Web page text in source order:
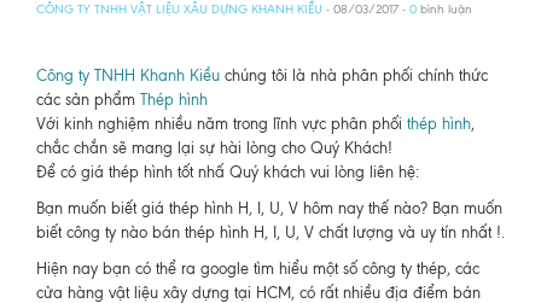
CÔNG TY TNHH VẬT LIỆU XÂU DỰNG KHANH KIỀU - 08/03/2017 - 0 bình luận
Công ty TNHH Khanh Kiều chúng tôi là nhà phân phối chính thức
các sản phẩm Thép hình
Với kinh nghiệm nhiều năm trong lĩnh vực phân phối thép hình,
chắc chắn sẽ mang lại sự hài lòng cho Quý Khách!
Để có giá thép hình tốt nhấ Quý khách vui lòng liên hệ:
Bạn muốn biết giá thép hình H, I, U, V hôm nay thế nào? Bạn muốn
biết công ty nào bán thép hình H, I, U, V chất lượng và uy tín nhất !.
Hiện nay bạn có thể ra google tìm hiểu một số công ty thép, các
cửa hàng vật liệu xây dựng tại HCM, có rất nhiều địa điểm bán